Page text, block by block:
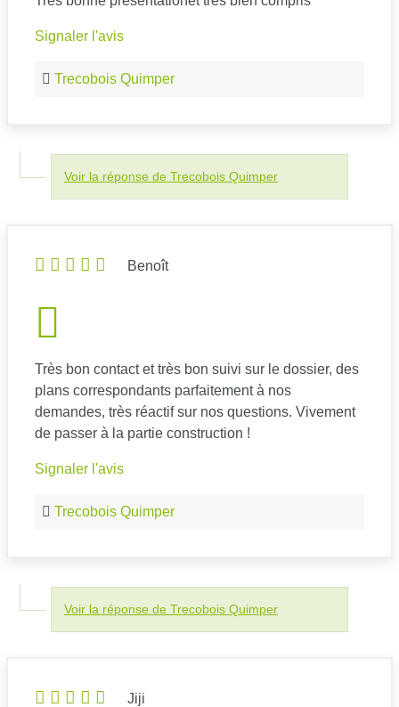
Signaler l'avis
Trecobois Quimper
Voir la réponse de Trecobois Quimper
Benoît
Très bon contact et très bon suivi sur le dossier, des
plans correspondants parfaitement à nos
demandes, très réactif sur nos questions. Vivement
de passer à la partie construction !
Signaler l'avis
Trecobois Quimper
Voir la réponse de Trecobois Quimper
Jiji